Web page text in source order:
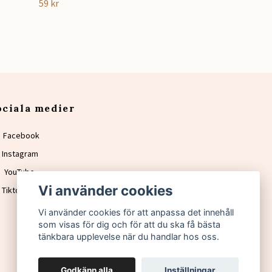
59 kr
medier
Facebook
Instagram
YouTube
Tiktok
Vi använder cookies
Vi använder cookies för att anpassa det innehåll
som visas för dig och för att du ska få bästa
tänkbara upplevelse när du handlar hos oss.